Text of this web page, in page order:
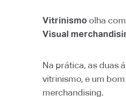
Vitrinismo olha
Visual
Na prática, as duas
vitrinismo, e um
merchandising.